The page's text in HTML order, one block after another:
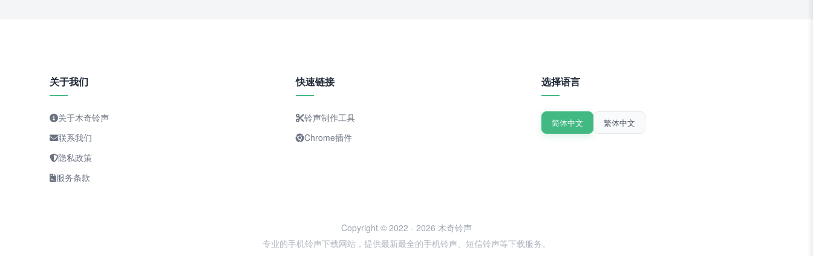
关于我们
关于木奇铃声
联系我们
隐私政策
服务条款
快速链接
铃声制作工具
Chrome插件
选择语言
简体中文 繁体中文
Copyright © 2022 - 2026 木奇铃声
专业的手机铃声下载网站，提供最新最全的手机铃声、短信铃声等下载服务。